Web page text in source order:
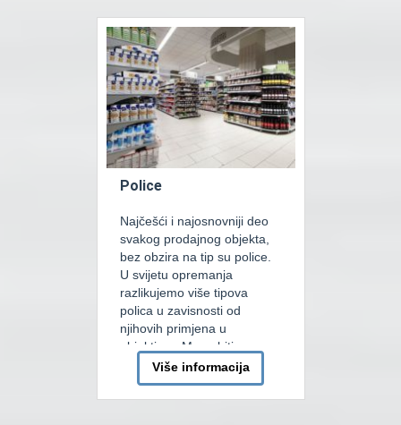
košare za kupovinu od
plastike sa jednom ili dve
ručke. Sve […]
Police
Najčešći i najosnovniji deo
svakog prodajnog objekta,
bez obzira na tip su police.
U svijetu opremanja
razlikujemo više tipova
polica u zavisnosti od
njihovih primjena u
objektima. Mogu biti
integrisane u palenim
regalima pa ih nazivamo
Cash and Carry. Također
Više informacija